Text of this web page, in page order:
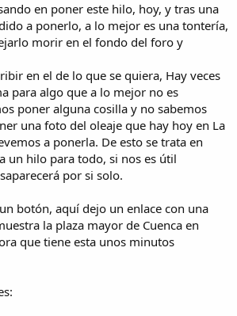
en poner este hilo, hoy, y tras una
a ponerlo, a lo mejor es una tontería,
morir en el fondo del foro y
en el de lo que se quiera, Hay veces
para algo que a lo mejor no es
poner alguna cosilla y no sabemos
una foto del oleaje que hay hoy en La
a ponerla. De esto se trata en
un hilo para todo, si nos es útil
por si solo.
botón, aquí dejo un enlace con una
la plaza mayor de Cuenca en
que tiene esta unos minutos